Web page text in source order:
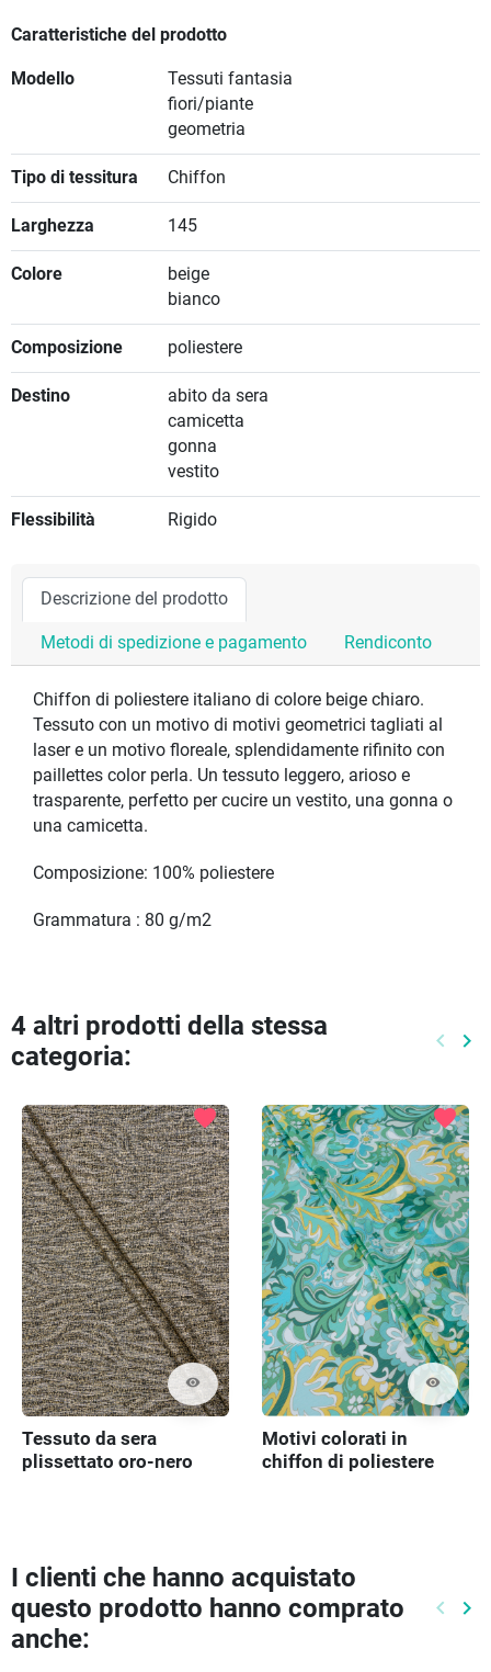
Caratteristiche del prodotto
Modello
Tessuti fantasia
fiori/piante
geometria
Tipo di tessitura Chiffon
Larghezza 145
Colore
beige
bianco
Composizione poliestere
Destino
abito da sera
camicetta
gonna
vestito
Flessibilità Rigido
Descrizione del prodotto
Metodi di spedizione e pagamento Rendiconto
Chiffon di poliestere italiano di colore beige chiaro.
Tessuto con un motivo di motivi geometrici tagliati al
laser e un motivo floreale, splendidamente rifinito con
paillettes color perla. Un tessuto leggero, arioso e
trasparente, perfetto per cucire un vestito, una gonna o
una camicetta.
Composizione: 100% poliestere
Grammatura : 80 g/m2
4 altri prodotti della stessa
categoria:
keyboard_arrow_left keyboard_arrow_right
visibility
favorite
Tessuto da sera
plissettato oro-nero
visibility
favorite
Motivi colorati in
chiffon di poliestere
I clienti che hanno acquistato
questo prodotto hanno comprato
anche:
keyboard_arrow_left keyboard_arrow_right